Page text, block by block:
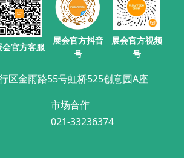
会官方客服
展会官方抖音
号
展会官方视频
号
区金雨路55号虹桥525创意园A座
市场合作
021-33236374